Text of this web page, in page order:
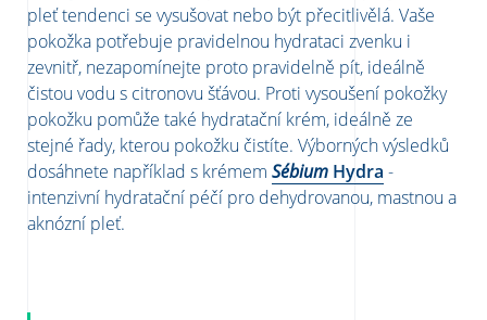
pleť tendenci se vysušovat nebo být přecitlivělá. Vaše
pokožka potřebuje pravidelnou hydrataci zvenku i
zevnitř, nezapomínejte proto pravidelně pít, ideálně
čistou vodu s citronovu šťávou. Proti vysoušení pokožky
pokožku pomůže také hydratační krém, ideálně ze
stejné řady, kterou pokožku čistíte. Výborných výsledků
dosáhnete například s krémem Sébium Hydra -
intenzivní hydratační péčí pro dehydrovanou, mastnou a
aknózní pleť.